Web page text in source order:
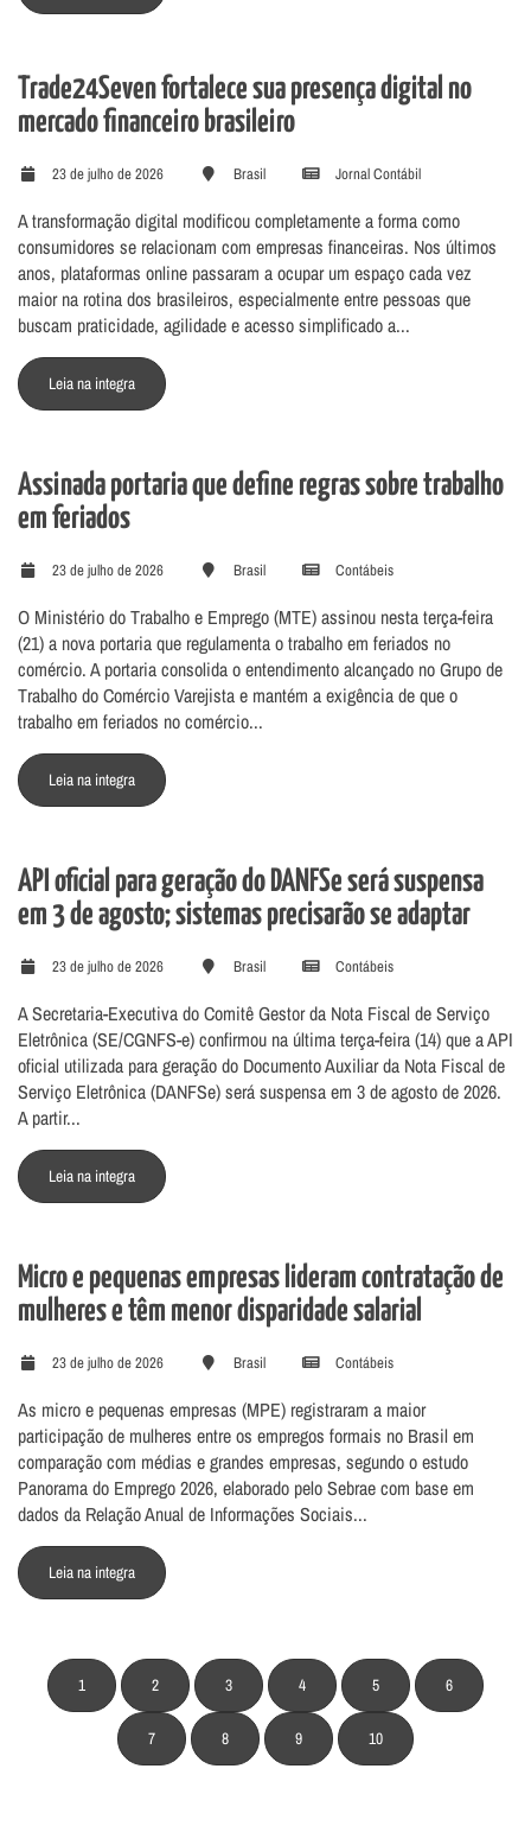
Trade24Seven fortalece sua presença digital no
mercado financeiro brasileiro
23 de julho de 2026 Brasil Jornal Contábil
A transformação digital modificou completamente a forma como
consumidores se relacionam com empresas financeiras. Nos últimos
anos, plataformas online passaram a ocupar um espaço cada vez
maior na rotina dos brasileiros, especialmente entre pessoas que
buscam praticidade, agilidade e acesso simplificado a...
Leia na integra
Assinada portaria que define regras sobre trabalho
em feriados
23 de julho de 2026 Brasil Contábeis
O Ministério do Trabalho e Emprego (MTE) assinou nesta terça-feira
(21) a nova portaria que regulamenta o trabalho em feriados no
comércio. A portaria consolida o entendimento alcançado no Grupo de
Trabalho do Comércio Varejista e mantém a exigência de que o
trabalho em feriados no comércio...
Leia na integra
API oficial para geração do DANFSe será suspensa
em 3 de agosto; sistemas precisarão se adaptar
23 de julho de 2026 Brasil Contábeis
A Secretaria-Executiva do Comitê Gestor da Nota Fiscal de Serviço
Eletrônica (SE/CGNFS-e) confirmou na última terça-feira (14) que a API
oficial utilizada para geração do Documento Auxiliar da Nota Fiscal de
Serviço Eletrônica (DANFSe) será suspensa em 3 de agosto de 2026.
A partir...
Leia na integra
Micro e pequenas empresas lideram contratação de
mulheres e têm menor disparidade salarial
23 de julho de 2026 Brasil Contábeis
As micro e pequenas empresas (MPE) registraram a maior
participação de mulheres entre os empregos formais no Brasil em
comparação com médias e grandes empresas, segundo o estudo
Panorama do Emprego 2026, elaborado pelo Sebrae com base em
dados da Relação Anual de Informações Sociais...
Leia na integra
1 2 3 4 5 6
7 8 9 10